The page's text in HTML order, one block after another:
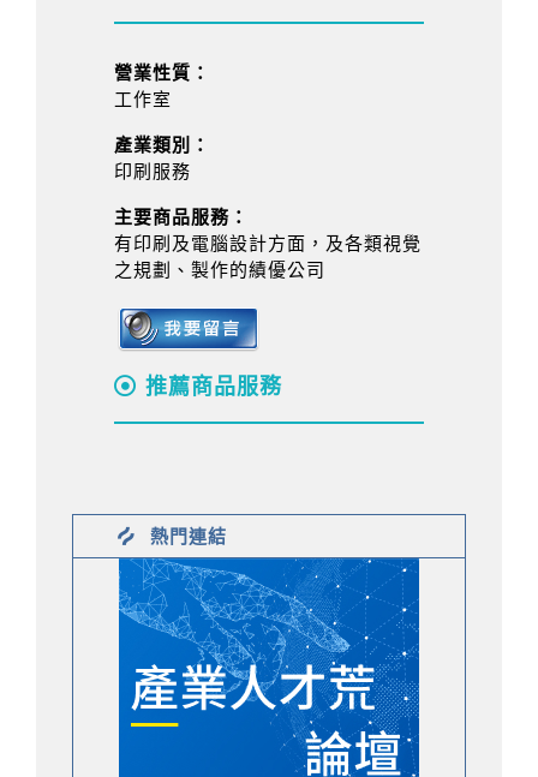
營業性質：
工作室
產業類別：
印刷服務
主要商品服務：
有印刷及電腦設計方面，及各類視覺
之規劃、製作的績優公司
推薦商品服務
熱門連結